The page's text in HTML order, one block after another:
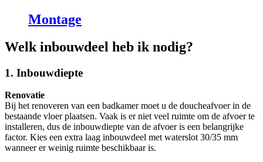
Montage
Welk inbouwdeel heb ik nodig?
1. Inbouwdiepte
Renovatie
Bij het renoveren van een badkamer moet u de doucheafvoer in de
bestaande vloer plaatsen. Vaak is er niet veel ruimte om de afvoer te
installeren, dus de inbouwdiepte van de afvoer is een belangrijke
factor. Kies een extra laag inbouwdeel met waterslot 30/35 mm
wanneer er weinig ruimte beschikbaar is.